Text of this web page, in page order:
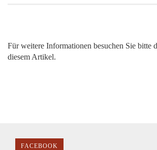
Für weitere Informationen besuchen Sie bitte
diesem Artikel.
FACEBOOK